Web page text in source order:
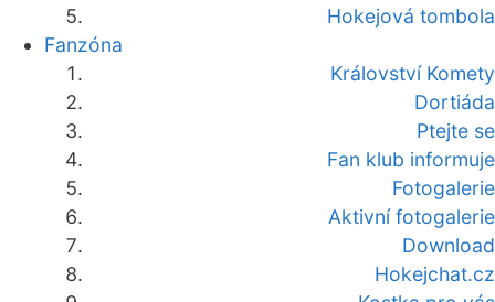
Hokejová tombola
Fanzóna
Království Komety
Dortiáda
Ptejte se
Fan klub informuje
Fotogalerie
Aktivní fotogalerie
Download
Hokejchat.cz